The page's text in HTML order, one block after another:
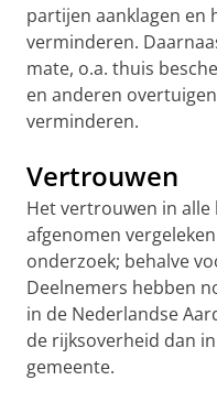
partijen aanklagen en
verminderen.
mate, o.a. thuis
en anderen
verminderen.
Vertrouwen
Het vertrouwen in
afgenomen
onderzoek; behalve
Deelnemers hebben
in de Nederlandse
de rijksoverheid dan
gemeente.